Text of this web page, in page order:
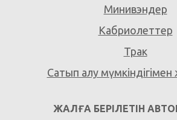
Минивэндер
Кабриолеттер
Трак
Сатып алу мүмкіндігімен
ЖАЛҒА БЕРІЛЕТІН